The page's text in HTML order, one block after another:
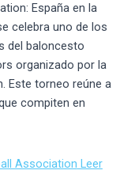
España en la
celebra uno de los
del baloncesto
organizado por la
Este torneo reúne a
compiten en
Association Leer